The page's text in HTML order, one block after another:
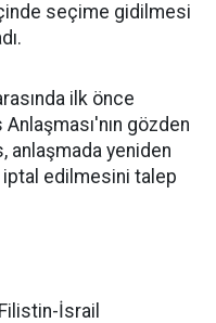
seçime gidilmesi
ilk önce
gözden
anlaşmada yeniden
edilmesini talep
İsrail